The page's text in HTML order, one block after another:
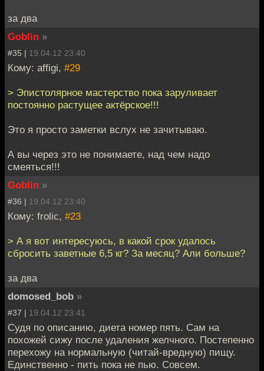
за два
Goblin »
#35 | 19.04.12 23:40
Кому: affigi, #29
> Эпистолярное мастерство пока заруливает
постоянно растущее актёрское!!!
Это я просто заметки вслух не зачитываю.
А вы через это не понимаете, над чем надо
смеяться!!!
Goblin »
#36 | 19.04.12 23:40
Кому: frolic, #23
> А я вот интересуюсь, в какой срок удалось
сбросить заветные 6,5 кг? За месяц? Али больше?
за два
domosed_bob »
#37 | 19.04.12 23:41
Судя по описанию, диета номер пять. Сам на
похожей сижу после удаления желчного. Постепенно
перехожу на нормальную (читай-вредную) пищу.
Единственно - пить пока не пью. Совсем.